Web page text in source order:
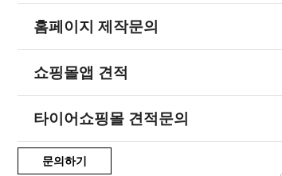
홈페이지 제작문의
쇼핑몰앱 견적
타이어쇼핑몰 견적문의
문의하기